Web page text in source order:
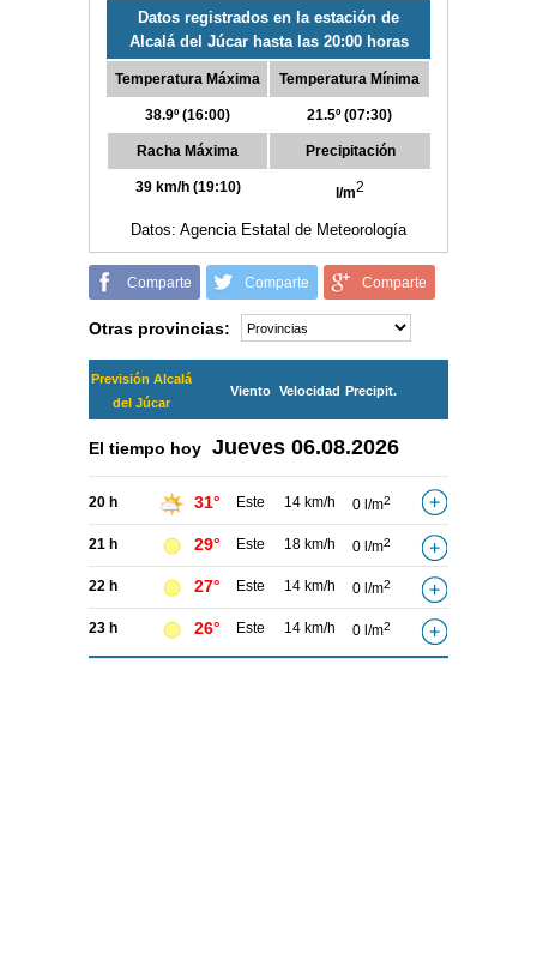
Datos registrados en la estación de
Alcalá del Júcar hasta las 20:00 horas
Temperatura Máxima
38.9º (16:00)
Temperatura Mínima
21.5º (07:30)
Racha Máxima
39 km/h (19:10)
Precipitación
l/m2
Datos: Agencia Estatal de Meteorología
Comparte Comparte Comparte
Otras provincias:
Previsión Alcalá
del Júcar
Viento Velocidad Precipit.
El tiempo hoy Jueves 06.08.2026
20 h 31° Este 14 km/h 0 l/m2
21 h 29° Este 18 km/h 0 l/m2
22 h 27° Este 14 km/h 0 l/m2
23 h 26° Este 14 km/h 0 l/m2